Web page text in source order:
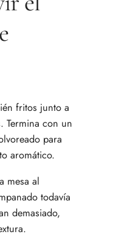
fritos junto a
Termina con un
para
aromático.
mesa al
todavía
demasiado,